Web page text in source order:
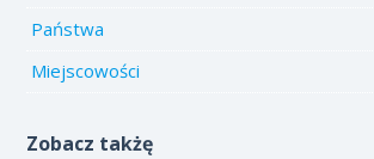
Państwa
Miejscowości
Zobacz takżę